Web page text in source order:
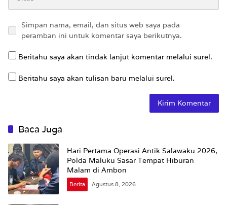
Simpan nama, email, dan situs web saya pada
peramban ini untuk komentar saya berikutnya.
Beritahu saya akan tindak lanjut komentar melalui surel.
Beritahu saya akan tulisan baru melalui surel.
Baca Juga
Hari Pertama Operasi Antik Salawaku 2026,
Polda Maluku Sasar Tempat Hiburan
Malam di Ambon
Berita Agustus 8, 2026